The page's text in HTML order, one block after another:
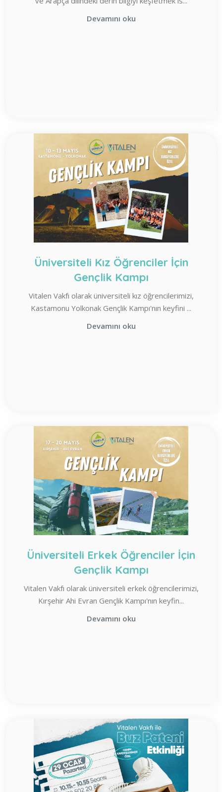
Devamını oku
Üniversiteli Kız Öğrenciler İçin
Gençlik Kampı
Vitalen Vakfı olarak üniversiteli kız öğrencilerimizi,
Kastamonu Yolkonak Gençlik Kampı'nın keyfini ...
Devamını oku
Üniversiteli Erkek Öğrenciler İçin
Gençlik Kampı
Vitalen Vakfı olarak üniversiteli erkek öğrencilerimizi,
Kırşehir Ahi Evran Gençlik Kampı'nın keyfin...
Devamını oku